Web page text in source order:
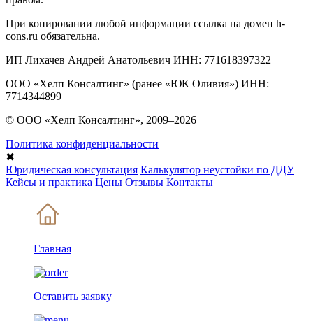
При копировании любой информации ссылка на домен h-
cons.ru обязательна.
ИП Лихачев Андрей Анатольевич ИНН: 771618397322
ООО «Хелп Консалтинг» (ранее «ЮК Оливия») ИНН:
7714344899
© ООО «Хелп Консалтинг», 2009–2026
Политика конфиденциальности
✖
Юридическая консультация Калькулятор неустойки по ДДУ
Кейсы и практика Цены Отзывы Контакты
Главная
Оставить заявку